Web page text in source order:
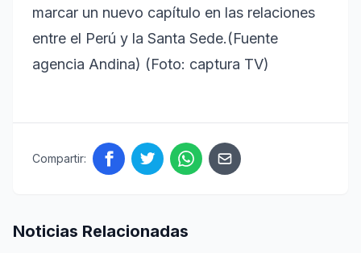
marcar un nuevo capítulo en las relaciones
entre el Perú y la Santa Sede.(Fuente
agencia Andina) (Foto: captura TV)
Compartir:
Noticias Relacionadas